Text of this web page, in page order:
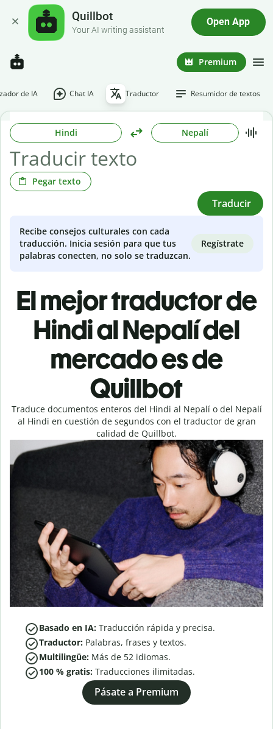
Quillbot
Your AI writing assistant
Open App
Premium
de IA Chat IA Traductor Resumidor de textos
Hindi Nepalí
Pegar texto
Traducir
Recibe consejos culturales con cada
traducción. Inicia sesión para que tus
palabras conecten, no solo se traduzcan.
Regístrate
El mejor traductor de
Hindi al Nepalí del
mercado es de
Quillbot
Traduce documentos enteros del Hindi al Nepalí o del Nepalí
al Hindi en cuestión de segundos con el traductor de gran
calidad de Quillbot.
Basado en IA: Traducción rápida y precisa.
Traductor: Palabras, frases y textos.
Multilingüe: Más de 52 idiomas.
100 % gratis: Traducciones ilimitadas.
Pásate a Premium